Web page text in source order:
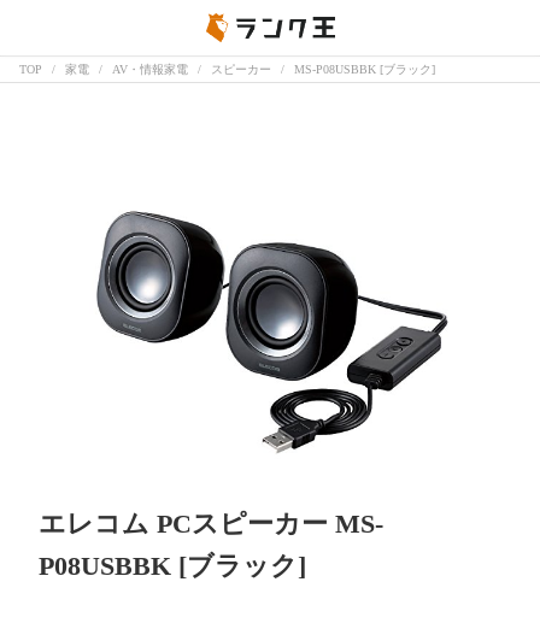
TOP 家電 AV・情報家電 スピーカー MS-P08USBBK [ブラック]
エレコム PCスピーカー MS-
P08USBBK [ブラック]